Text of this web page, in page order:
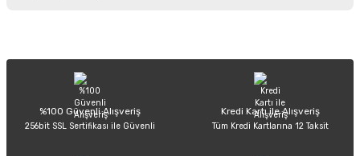
Ürün açıklamasında eksik bilgiler bulunuyor.
Ürün bilgilerinde hatalar bulunuyor.
Ürün fiyatı diğer sitelerden daha pahalı.
Sitemize ilk yorumu siz yapın!
%100 Güvenli Alışveriş
256bit SSL Sertifikası ile Güvenli
Kredi Kartı ile Alışveriş
Tüm Kredi Kartlarına 12 Taksit